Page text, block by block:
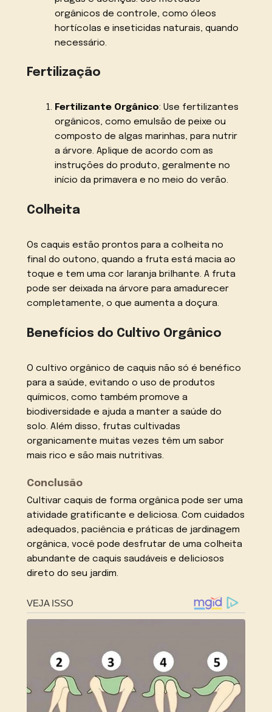
orgânicos de controle, como óleos
hortícolas e inseticidas naturais, quando
necessário.
Fertilização
Fertilizante Orgânico: Use fertilizantes
orgânicos, como emulsão de peixe ou
composto de algas marinhas, para nutrir
a árvore. Aplique de acordo com as
instruções do produto, geralmente no
início da primavera e no meio do verão.
Colheita
Os caquis estão prontos para a colheita no
final do outono, quando a fruta está macia ao
toque e tem uma cor laranja brilhante. A fruta
pode ser deixada na árvore para amadurecer
completamente, o que aumenta a doçura.
Benefícios do Cultivo Orgânico
O cultivo orgânico de caquis não só é benéfico
para a saúde, evitando o uso de produtos
químicos, como também promove a
biodiversidade e ajuda a manter a saúde do
solo. Além disso, frutas cultivadas
organicamente muitas vezes têm um sabor
mais rico e são mais nutritivas.
Conclusão
Cultivar caquis de forma orgânica pode ser uma
atividade gratificante e deliciosa. Com cuidados
adequados, paciência e práticas de jardinagem
orgânica, você pode desfrutar de uma colheita
abundante de caquis saudáveis e deliciosos
direto do seu jardim.